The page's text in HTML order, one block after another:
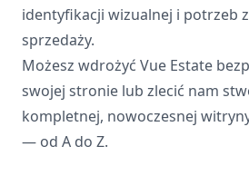
identyfikacji wizualnej i potrzeb
sprzedaży.
Możesz wdrożyć Vue Estate
swojej stronie lub zlecić nam
kompletnej, nowoczesnej
— od A do Z.